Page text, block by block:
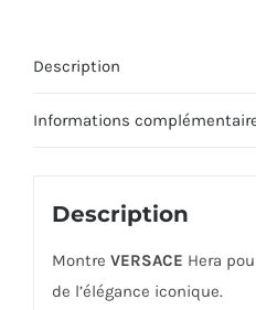
Description
Informations
Description
Montre VERSACE Hera
de l’élégance iconique.